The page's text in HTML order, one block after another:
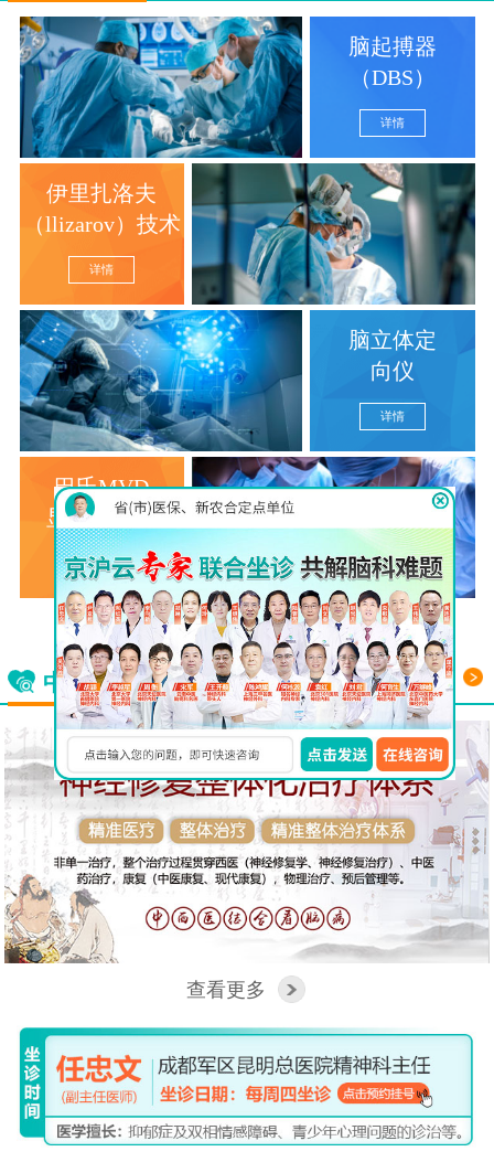
脑起搏器
（DBS）
详情
伊里扎洛夫
（llizarov）技术
详情
脑立体定
向仪
详情
巴氏MVD
显微分离术
详情
查看更多
中西医结合看脑病 更多
查看更多